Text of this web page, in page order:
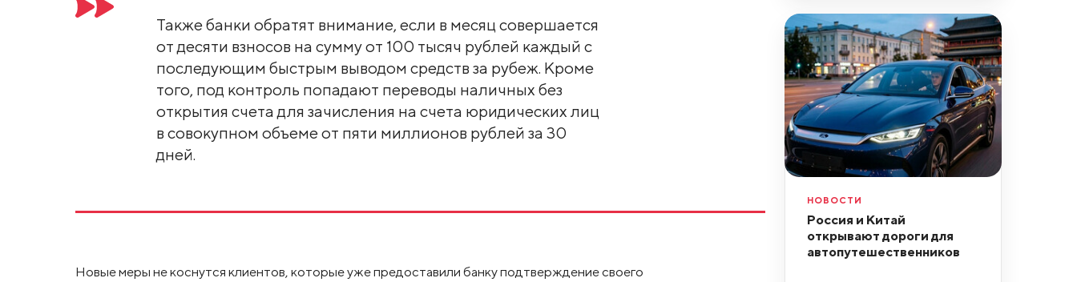
Также банки обратят внимание, если в месяц совершается
от десяти взносов на сумму от 100 тысяч рублей каждый с
последующим быстрым выводом средств за рубеж. Кроме
того, под контроль попадают переводы наличных без
открытия счета для зачисления на счета юридических лиц
в совокупном объеме от пяти миллионов рублей за 30
дней.
Новые меры не коснутся клиентов, которые уже предоставили банку подтверждение своего
НОВОСТИ
Россия и Китай
открывают дороги для
автопутешественников